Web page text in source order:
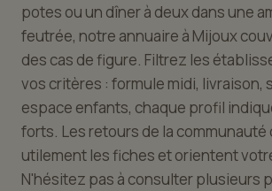
potes ou un dîner à deux dans une
feutrée, notre annuaire à Mijoux
des cas de figure. Filtrez les
vos critères : formule midi, livraison,
espace enfants, chaque profil
forts. Les retours de la
utilement les fiches et orientent
N'hésitez pas à consulter plusieurs